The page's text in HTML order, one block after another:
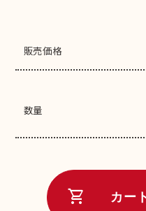
販売価格
数量
shopping_cart カー